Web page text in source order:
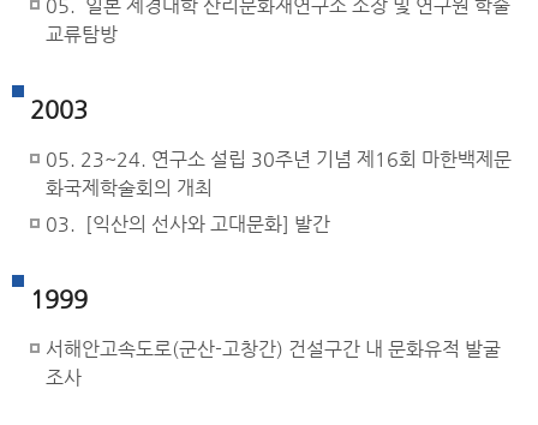
05. 일본 제경대학 산리문화재연구소 소장 및 연구원 학술
교류탐방
2003
05. 23~24. 연구소 설립 30주년 기념 제16회 마한백제문
화국제학술회의 개최
03. [익산의 선사와 고대문화] 발간
1999
서해안고속도로(군산-고창간) 건설구간 내 문화유적 발굴
조사